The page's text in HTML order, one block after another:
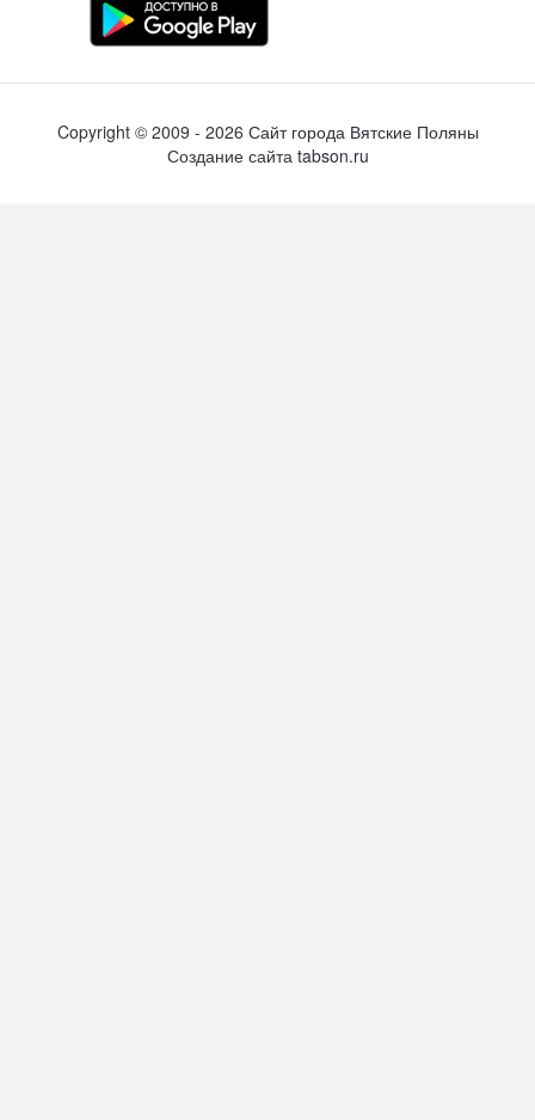
Copyright © 2009 - 2026 Сайт города Вятские Поляны
Создание сайта tabson.ru